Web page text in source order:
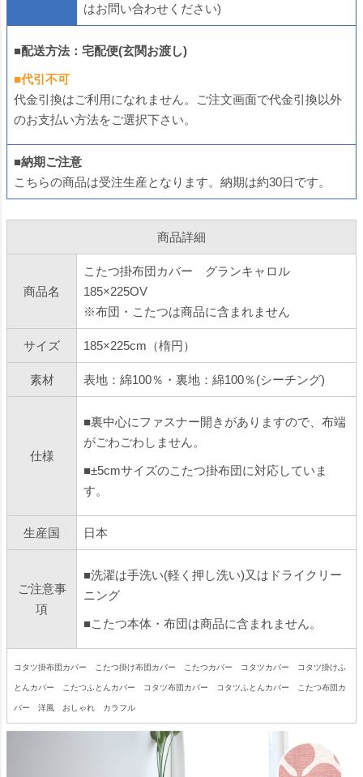
はお問い合わせください)
■配送方法：宅配便(玄関お渡し)
■代引不可
代金引換はご利用になれません。ご注文画面で代金引換以外
のお支払い方法をご選択下さい。
■納期ご注意
こちらの商品は受注生産となります。納期は約30日です。
商品詳細
商品名
こたつ掛布団カバー グランキャロル
185×225OV
※布団・こたつは商品に含まれません
サイズ 185×225cm（楕円）
素材 表地：綿100％・裏地：綿100％(シーチング)
仕様
■裏中心にファスナー開きがありますので、布端
がごわごわしません。
■±5cmサイズのこたつ掛布団に対応していま
す。
生産国 日本
ご注意事
項
■洗濯は手洗い(軽く押し洗い)又はドライクリー
ニング
■こたつ本体・布団は商品に含まれません。
コタツ掛布団カバー こたつ掛け布団カバー こたつカバー コタツカバー コタツ掛けふ
とんカバー こたつふとんカバー コタツ布団カバー コタツふとんカバー こたつ布団カ
バー 洋風 おしゃれ カラフル